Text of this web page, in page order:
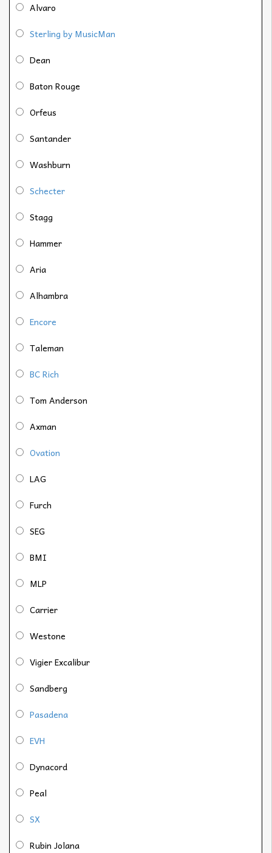
Alvaro
Sterling by MusicMan
Dean
Baton Rouge
Orfeus
Santander
Washburn
Schecter
Stagg
Hammer
Aria
Alhambra
Encore
Taleman
BC Rich
Tom Anderson
Axman
Ovation
LAG
Furch
SEG
BMI
MLP
Carrier
Westone
Vigier Excalibur
Sandberg
Pasadena
EVH
Dynacord
Peal
SX
Rubin Jolana